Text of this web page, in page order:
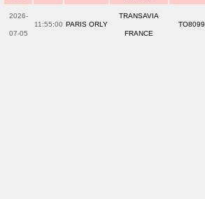
2026-
07-05
11:55:00 PARIS ORLY
TRANSAVIA
FRANCE
TO8099